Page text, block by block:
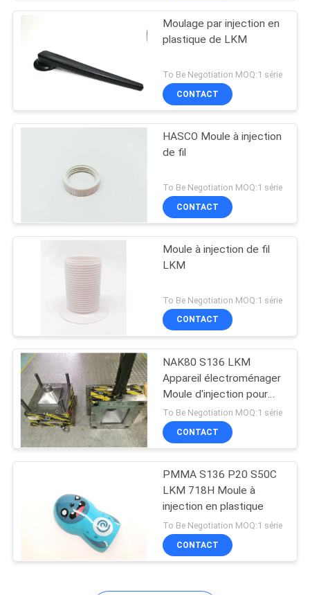
SITE
PRIVACY
POLICY
Moulage par injection en
plastique de LKM
To Be Negotiation MOQ:1 série
CONTACT
HASCO Moule à injection
de fil
To Be Negotiation MOQ:1 série
CONTACT
Moule à injection de fil
LKM
To Be Negotiation MOQ:1 série
CONTACT
NAK80 S136 LKM
Appareil électroménager
Moule d'injection pour
coquille de pot
To Be Negotiation MOQ:1 série
CONTACT
PMMA S136 P20 S50C
LKM 718H Moule à
injection en plastique
To Be Negotiation MOQ:1 série
CONTACT